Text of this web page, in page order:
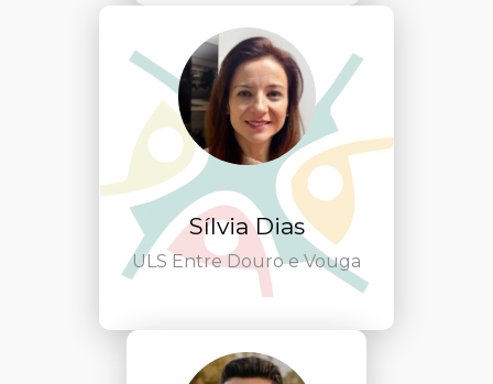
Sílvia Dias
ULS Entre Douro e Vouga